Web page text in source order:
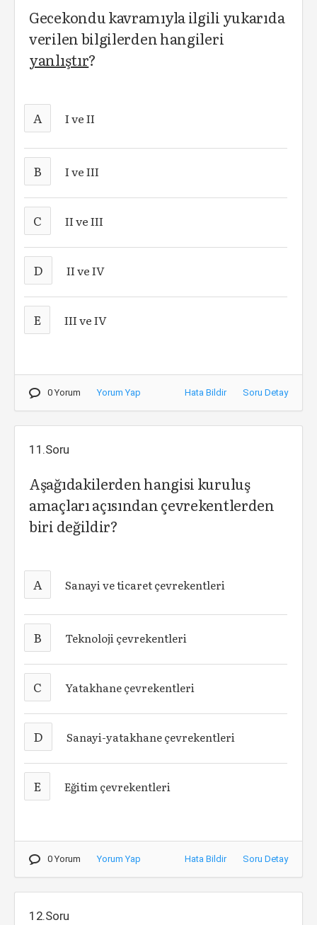
Gecekondu kavramıyla ilgili yukarıda
verilen bilgilerden hangileri
yanlıştır?
A I ve II
B I ve III
C II ve III
D II ve IV
E III ve IV
0 Yorum Yorum Yap Hata Bildir Soru Detay
11.Soru
Aşağıdakilerden hangisi kuruluş
amaçları açısından çevrekentlerden
biri değildir?
A Sanayi ve ticaret çevrekentleri
B Teknoloji çevrekentleri
C Yatakhane çevrekentleri
D Sanayi-yatakhane çevrekentleri
E Eğitim çevrekentleri
0 Yorum Yorum Yap Hata Bildir Soru Detay
12.Soru